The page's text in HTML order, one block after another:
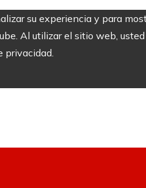
su experiencia y para
Al utilizar el sitio web,
privacidad.